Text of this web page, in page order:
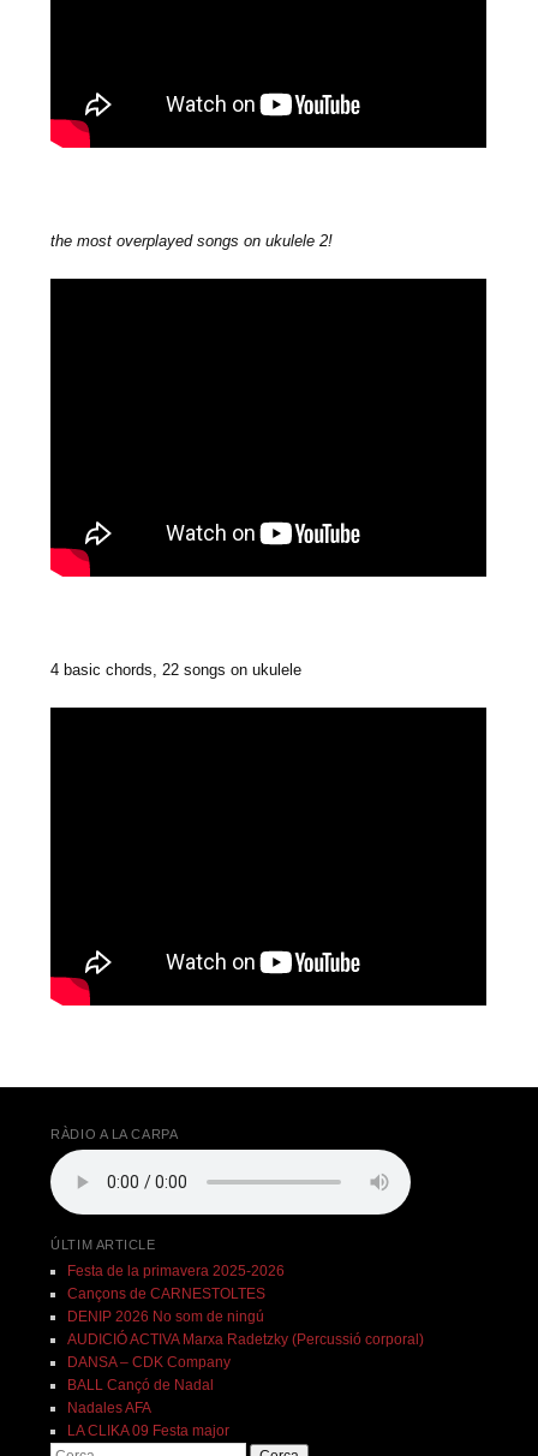
the most overplayed songs on ukulele 2!
4 basic chords, 22 songs on ukulele
RÀDIO A LA CARPA
ÚLTIM ARTICLE
Festa de la primavera 2025-2026
Cançons de CARNESTOLTES
DENIP 2026 No som de ningú
AUDICIÓ ACTIVA Marxa Radetzky (Percussió corporal)
DANSA – CDK Company
BALL Cançó de Nadal
Nadales AFA
LA CLIKA 09 Festa major